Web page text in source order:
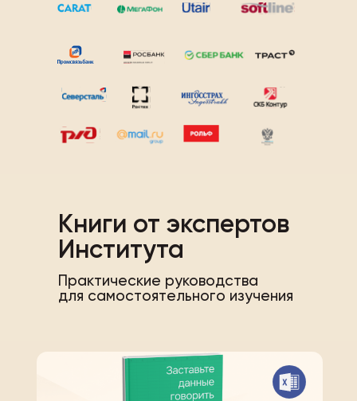
Книги от экспертов
Института
Практические руководства
для самостоятельного изучения